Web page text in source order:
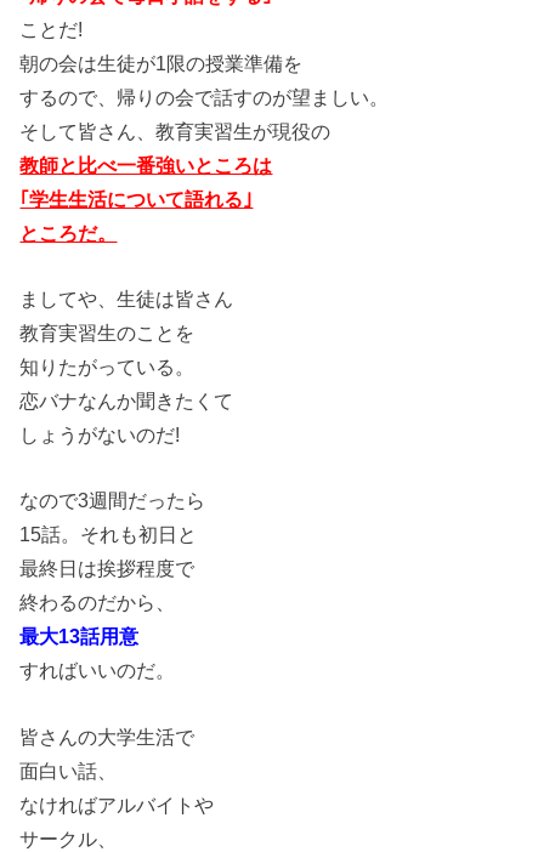
ことだ!
朝の会は生徒が1限の授業準備を
するので、帰りの会で話すのが望ましい。
そして皆さん、教育実習生が現役の
教師と比べ一番強いところは
｢学生生活について語れる｣
ところだ。
ましてや、生徒は皆さん
教育実習生のことを
知りたがっている。
恋バナなんか聞きたくて
しょうがないのだ!
なので3週間だったら
15話。それも初日と
最終日は挨拶程度で
終わるのだから、
最大13話用意
すればいいのだ。
皆さんの大学生活で
面白い話、
なければアルバイトや
サークル、